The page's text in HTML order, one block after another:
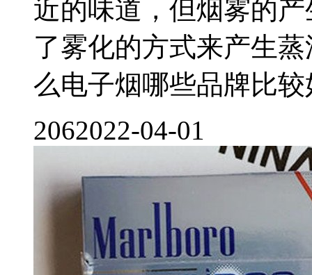
近的味道，但烟雾的
了雾化的方式来产生
么电子烟哪些品牌比较
2062022-04-01